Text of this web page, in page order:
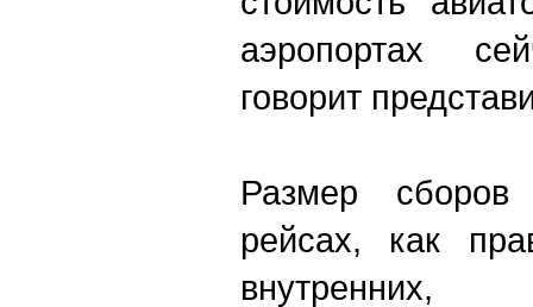
аэропортах
говорит
Размер
рейсах, как